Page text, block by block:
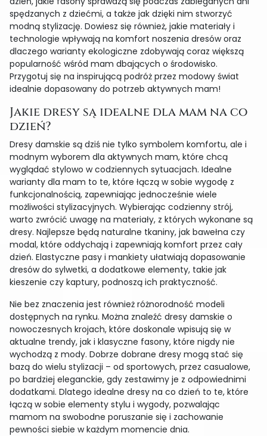
spędzanych z dziećmi, a także jak dzięki nim stworzyć
modną stylizację. Dowiesz się również, jakie materiały i
technologie wpływają na komfort noszenia dresów oraz
dlaczego warianty ekologiczne zdobywają coraz większą
popularność wśród mam dbających o środowisko.
Przygotuj się na inspirującą podróż przez modowy świat
idealnie dopasowany do potrzeb aktywnych mam!
Jakie dresy są idealne dla mam na co
dzień?
Dresy damskie są dziś nie tylko symbolem komfortu, ale i
modnym wyborem dla aktywnych mam, które chcą
wyglądać stylowo w codziennych sytuacjach. Idealne
warianty dla mam to te, które łączą w sobie wygodę z
funkcjonalnością, zapewniając jednocześnie wiele
możliwości stylizacyjnych. Wybierając codzienny strój,
warto zwrócić uwagę na materiały, z których wykonane są
dresy. Najlepsze będą naturalne tkaniny, jak bawełna czy
modal, które oddychają i zapewniają komfort przez cały
dzień. Elastyczne pasy i mankiety ułatwiają dopasowanie
dresów do sylwetki, a dodatkowe elementy, takie jak
kieszenie czy kaptury, podnoszą ich praktyczność.
Nie bez znaczenia jest również różnorodność modeli
dostępnych na rynku. Można znaleźć dresy damskie o
nowoczesnych krojach, które doskonale wpisują się w
aktualne trendy, jak i klasyczne fasony, które nigdy nie
wychodzą z mody. Dobrze dobrane dresy mogą stać się
bazą do wielu stylizacji – od sportowych, przez casualowe,
po bardziej eleganckie, gdy zestawimy je z odpowiednimi
dodatkami. Dlatego idealne dresy na co dzień to te, które
łączą w sobie elementy stylu i wygody, pozwalając
mamom na swobodne poruszanie się i zachowanie
pewności siebie w każdym momencie dnia.